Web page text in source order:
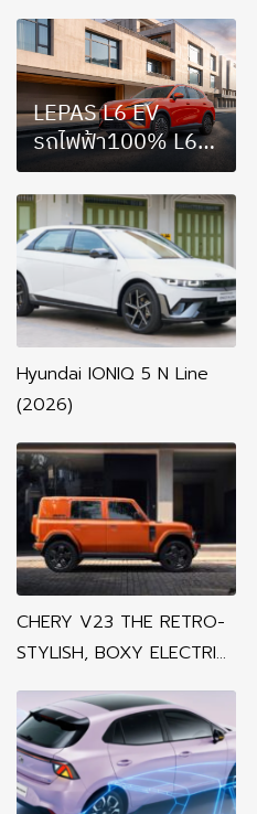
LEPAS L6 EV
รถไฟฟ้า100% L6
EV Comfort FWD
769,900 บาท L6
EV Premium FWD
799,900 บาท
Hyundai IONIQ 5 N Line
(2026)
CHERY V23 THE RETRO-
STYLISH, BOXY ELECTRIC
CITY CAR